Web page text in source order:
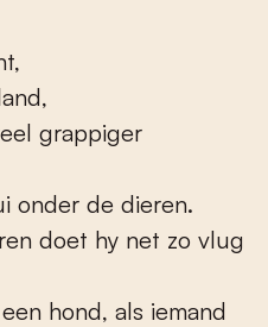
grappiger
onder de dieren.
doet hy net zo vlug
hond, als iemand